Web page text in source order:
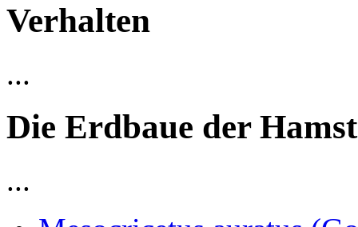
Verhalten
...
Die Erdbaue der
...